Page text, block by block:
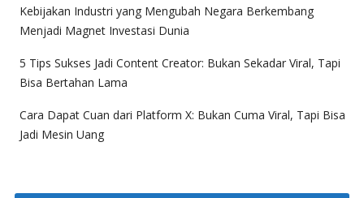
Kebijakan Industri yang Mengubah Negara Berkembang
Menjadi Magnet Investasi Dunia
5 Tips Sukses Jadi Content Creator: Bukan Sekadar Viral, Tapi
Bisa Bertahan Lama
Cara Dapat Cuan dari Platform X: Bukan Cuma Viral, Tapi Bisa
Jadi Mesin Uang